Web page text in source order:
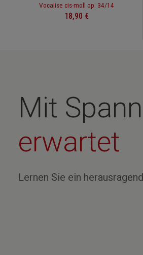
Vocalise cis-moll op. 34/14
Prix régulier :
18,90 €
Mit
erwartet
Lernen Sie ein